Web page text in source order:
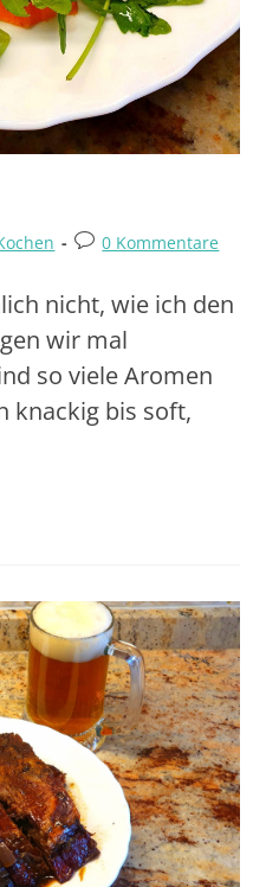
0 Kommentare
nicht, wie ich den
wir mal
so viele Aromen
knackig bis soft,